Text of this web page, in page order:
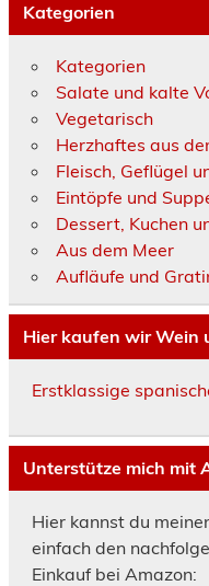
Kategorien
Kategorien
Salate und kalte
Vegetarisch
Herzhaftes aus
Fleisch, Geflügel
Eintöpfe und
Dessert, Kuchen
Aus dem Meer
Aufläufe und
Hier kaufen wir Wein
Erstklassige
Unterstütze mich mit
Hier kannst du
einfach den
Einkauf bei Amazon: